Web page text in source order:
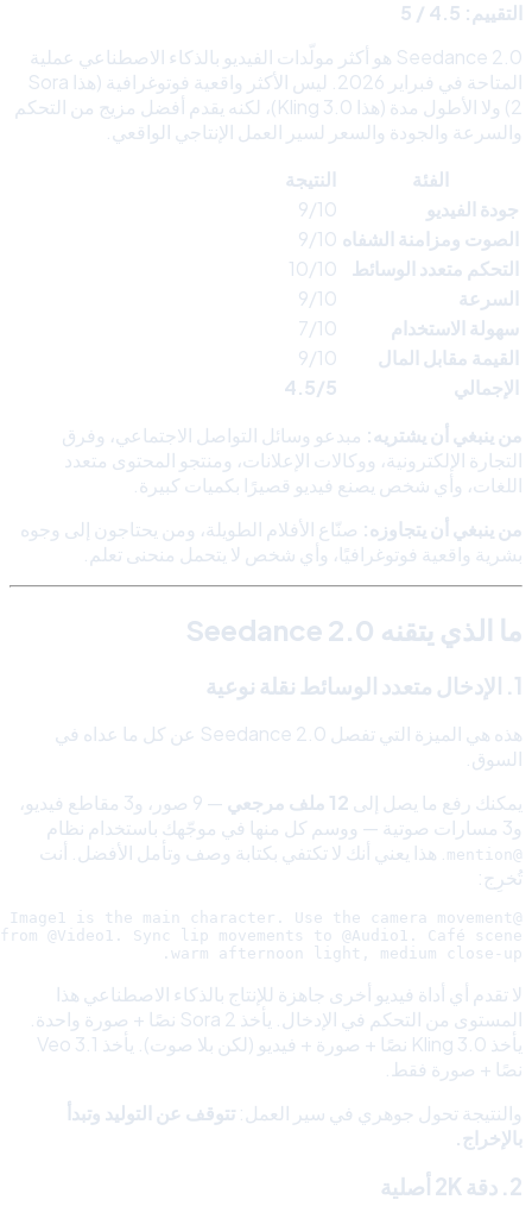
التقييم: 4.5 / 5
Seedance 2.0 هو أكثر مولّدات الفيديو بالذكاء الاصطناعي عملية
المتاحة في فبراير 2026. ليس الأكثر واقعية فوتوغرافية (هذا Sora
2) ولا الأطول مدة (هذا Kling 3.0)، لكنه يقدم أفضل مزيج من التحكم
والسرعة والجودة والسعر لسير العمل الإنتاجي الواقعي.
الفئة
النتيجة
جودة الفيديو
9/10
الصوت ومزامنة الشفاه 9/10
التحكم متعدد الوسائط
10/10
السرعة
9/10
سهولة الاستخدام
7/10
القيمة مقابل المال
9/10
الإجمالي
4.5/5
من ينبغي أن يشتريه:مبدعو وسائل التواصل الاجتماعي، وفرق
التجارة الإلكترونية، ووكالات الإعلانات، ومنتجو المحتوى متعدد
اللغات، وأي شخص يصنع فيديو قصيرًا بكميات كبيرة.
من ينبغي أن يتجاوزه:صنّاع الأفلام الطويلة، ومن يحتاجون إلى وجوه
بشرية واقعية فوتوغرافيًا، وأي شخص لا يتحمل منحنى تعلم.
ما الذي يتقنه Seedance 2.0
هذه هي الميزة التي تفصل Seedance 2.0 عن كل ما عداه في
السوق.
يمكنك رفع ما يصل إلى 12 ملف مرجعي
— 9 صور، و3 مقاطع فيديو،
. هذا يعني أنك لا تكتفي بكتابة وصف وتأمل الأفضل. أنت
تُخرِج:
warm afternoon light, medium close-up.
لا تقدم أي أداة فيديو أخرى جاهزة للإنتاج بالذكاء الاصطناعي هذا
المستوى من التحكم في الإدخال. يأخذ Sora 2 نصًا + صورة واحدة.
يأخذ Kling 3.0 نصًا + صورة + فيديو (لكن بلا صوت). يأخذ Veo 3.1
نصًا + صورة فقط.
والنتيجة تحول جوهري في سير العمل:تتوقف عن التوليد وتبدأ
بالإخراج.
2. دقة 2K أصلية